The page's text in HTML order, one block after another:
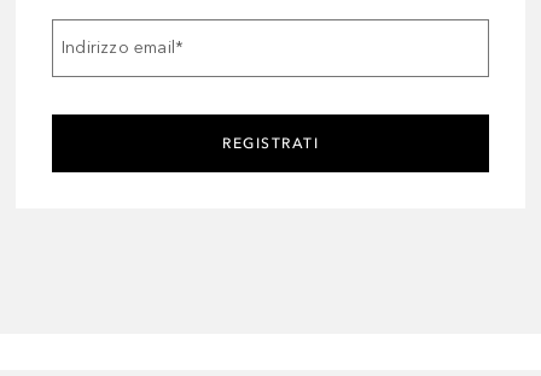
Indirizzo email*
REGISTRATI